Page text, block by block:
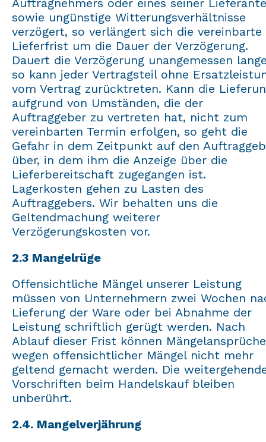
sowie ungünstige Witterungsverhältnisse
verzögert, so verlängert sich die vereinbarte
Lieferfrist um die Dauer der Verzögerung.
Dauert die Verzögerung unangemessen
so kann jeder Vertragsteil ohne
vom Vertrag zurücktreten. Kann die
aufgrund von Umständen, die der
Auftraggeber zu vertreten hat, nicht zum
vereinbarten Termin erfolgen, so geht die
Gefahr in dem Zeitpunkt auf den
über, in dem ihm die Anzeige über die
Lieferbereitschaft zugegangen ist.
Lagerkosten gehen zu Lasten des
Auftraggebers. Wir behalten uns die
Geltendmachung weiterer
Verzögerungskosten vor.
2.3 Mangelrüge
Offensichtliche Mängel unserer Leistung
müssen von Unternehmern zwei Wochen
Lieferung der Ware oder bei Abnahme der
Leistung schriftlich gerügt werden. Nach
Ablauf dieser Frist können Mängelansprüche
wegen offensichtlicher Mängel nicht mehr
geltend gemacht werden. Die
Vorschriften beim Handelskauf bleiben
unberührt.
2.4. Mangelverjährung